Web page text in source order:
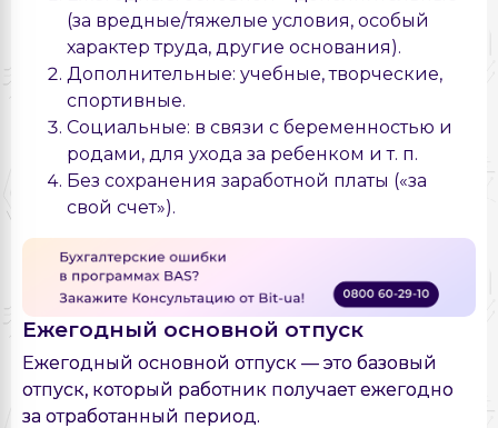
(за вредные/тяжелые условия, особый
характер труда, другие основания).
Дополнительные: учебные, творческие,
спортивные.
Социальные: в связи с беременностью и
родами, для ухода за ребенком и т. п.
Без сохранения заработной платы («за
свой счет»).
Ежегодный основной отпуск
Ежегодный основной отпуск — это базовый
отпуск, который работник получает ежегодно
за отработанный период.